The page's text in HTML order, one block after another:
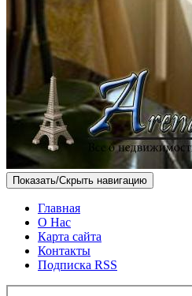
Показать/Скрыть навигацию
Главная
О Нас
Карта сайта
Контакты
Подписка RSS